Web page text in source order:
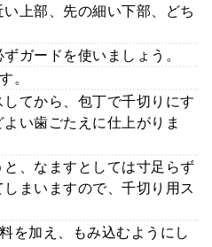
上部、先の細い下部、どち
ガードを使いましょう。
。
てから、包丁で千切りにす
い歯ごたえに仕上がりま
、なますとしては寸足らず
まいますので、千切り用ス
を加え、もみ込むようにし